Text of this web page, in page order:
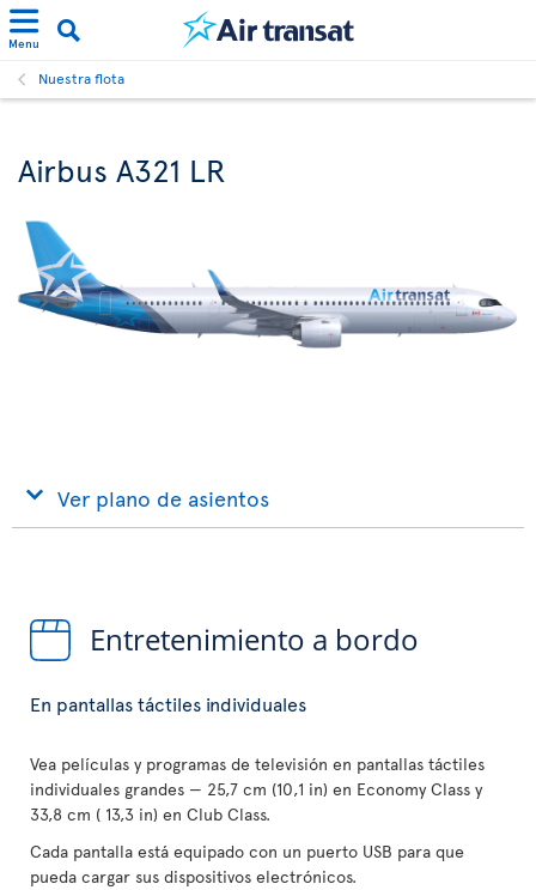
Menu
Nuestra flota
Airbus A321 LR
Ver plano de asientos
Entretenimiento a bordo
En pantallas táctiles individuales
Vea películas y programas de televisión en pantallas táctiles
individuales grandes — 25,7 cm (10,1 in) en Economy Class y
33,8 cm ( 13,3 in) en Club Class.
Cada pantalla está equipado con un puerto USB para que
pueda cargar sus dispositivos electrónicos.